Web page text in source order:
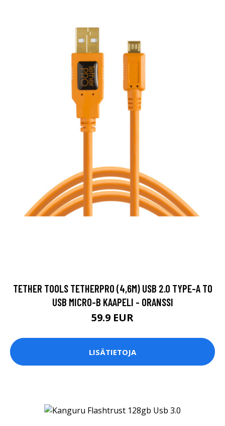
TETHER TOOLS TETHERPRO (4,6M) USB 2.0 TYPE-A TO
USB MICRO-B KAAPELI - ORANSSI
59.9 EUR
LISÄTIETOJA